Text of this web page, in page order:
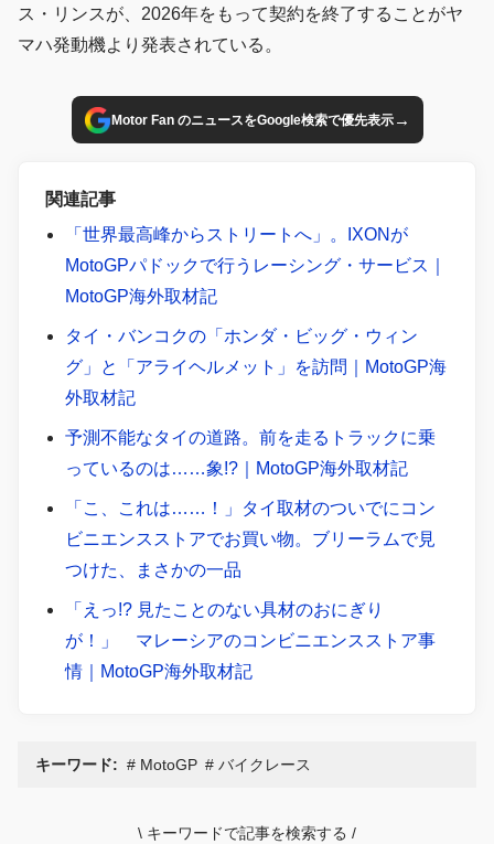
ス・リンスが、2026年をもって契約を終了することがヤ
マハ発動機より発表されている。
Motor Fan のニュースをGoogle検索で優先表示→
関連記事
「世界最高峰からストリートへ」。IXONが
MotoGPパドックで行うレーシング・サービス｜
MotoGP海外取材記
タイ・バンコクの「ホンダ・ビッグ・ウィン
グ」と「アライヘルメット」を訪問｜MotoGP海
外取材記
予測不能なタイの道路。前を走るトラックに乗
っているのは……象!?｜MotoGP海外取材記
「こ、これは……！」タイ取材のついでにコン
ビニエンスストアでお買い物。ブリーラムで見
つけた、まさかの一品
「えっ!? 見たことのない具材のおにぎり
が！」 マレーシアのコンビニエンスストア事
情｜MotoGP海外取材記
キーワード: MotoGP バイクレース
\ キーワードで記事を検索する /